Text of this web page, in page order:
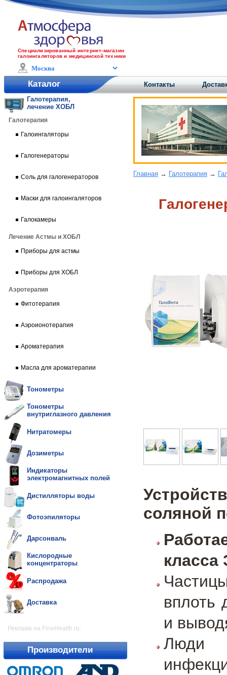
Специализированный интернет-магазин
галоингаляторов и медицинской техники
Каталог Контакты
Галотерапия,
лечение ХОБЛ
Галотерапия
Галоингаляторы
Галогенераторы
Соль для галогенераторов
Маски для галоингаляторов
Галокамеры
Лечение Астмы и ХОБЛ
Приборы для астмы
Приборы для ХОБЛ
Аэротерапия
Фитотерапия
Аэроионотерапия
Ароматерапия
Масла для ароматерапии
Тонометры
Тонометры
внутриглазного давления
Нитратомеры
Дозиметры
Индикаторы
электромагнитных полей
Дистилляторы воды
Фотоэпиляторы
Дарсонваль
Кислородные
концентраторы
Распродажа
Доставка
Реклама на FineHealth.ru:
Производители
Главная → Галотерапия →
соляной
вплоть
и
Люди